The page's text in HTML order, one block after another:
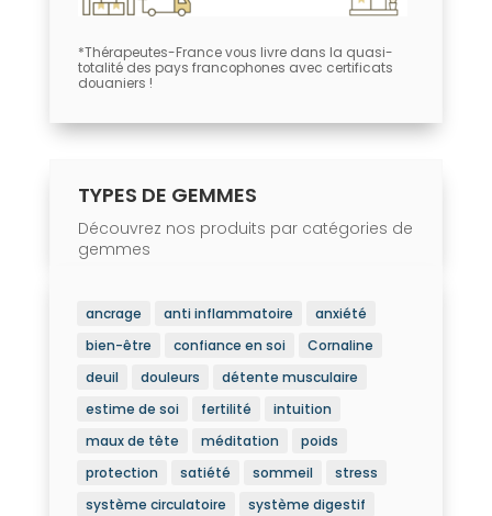
*Thérapeutes-France vous livre dans la quasi-
totalité des pays francophones avec certificats
douaniers !
TYPES DE GEMMES
Découvrez nos produits par catégories de
gemmes
ancrage anti inflammatoire
anxiété
bien-être
confiance en soi
Cornaline
deuil
douleurs
détente musculaire
estime de soi
fertilité
intuition
maux de tête
méditation
poids
protection
satiété sommeil
stress
système circulatoire
système digestif